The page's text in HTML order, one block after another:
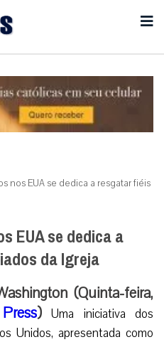
nos EUA se dedica a resgatar fiéis
EUA se dedica a
da Igreja
(Quinta-feira,
)Uma iniciativa dos
Unidos, apresentada como